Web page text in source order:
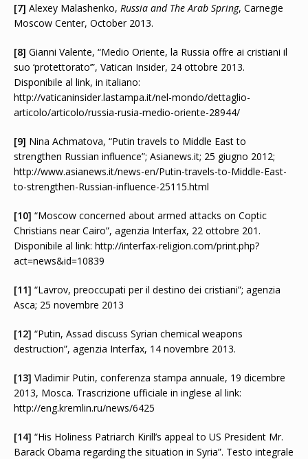
[7] Alexey Malashenko, Russia and The Arab Spring, Carnegie
Moscow Center, October 2013.
[8] Gianni Valente, “Medio Oriente, la Russia offre ai cristiani il
suo ‘protettorato’”, Vatican Insider, 24 ottobre 2013.
Disponibile al link, in italiano:
http://vaticaninsider.lastampa.it/nel-mondo/dettaglio-
articolo/articolo/russia-rusia-medio-oriente-28944/
[9] Nina Achmatova, “Putin travels to Middle East to
strengthen Russian influence”; Asianews.it; 25 giugno 2012;
http://www.asianews.it/news-en/Putin-travels-to-Middle-East-
to-strengthen-Russian-influence-25115.html
[10] “Moscow concerned about armed attacks on Coptic
Christians near Cairo”, agenzia Interfax, 22 ottobre 201.
Disponibile al link: http://interfax-religion.com/print.php?
act=news&id=10839
[11] “Lavrov, preoccupati per il destino dei cristiani”; agenzia
Asca; 25 novembre 2013
[12] “Putin, Assad discuss Syrian chemical weapons
destruction”, agenzia Interfax, 14 novembre 2013.
[13] Vladimir Putin, conferenza stampa annuale, 19 dicembre
2013, Mosca. Trascrizione ufficiale in inglese al link:
http://eng.kremlin.ru/news/6425
[14] “His Holiness Patriarch Kirill’s appeal to US President Mr.
Barack Obama regarding the situation in Syria”. Testo integrale